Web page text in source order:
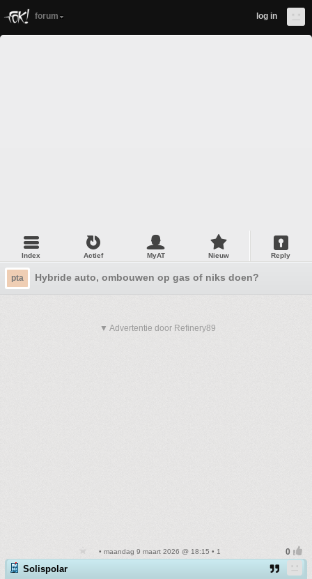
forum log in
Index Actief MyAT Nieuw Reply
pta Hybride auto, ombouwen op gas of niks doen?
▼ Advertentie door Refinery89
• maandag 9 maart 2026 @ 18:15 • 1
Solispolar